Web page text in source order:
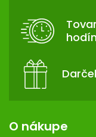
hodín
O nákupe